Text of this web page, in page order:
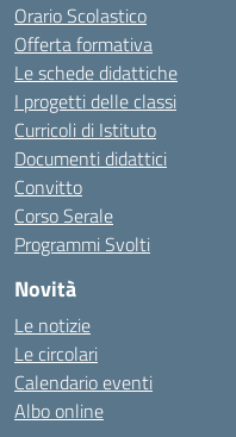
Orario Scolastico
Offerta formativa
Le schede didattiche
I progetti delle classi
Curricoli di Istituto
Documenti didattici
Convitto
Corso Serale
Programmi Svolti
Novità
Le notizie
Le circolari
Calendario eventi
Albo online